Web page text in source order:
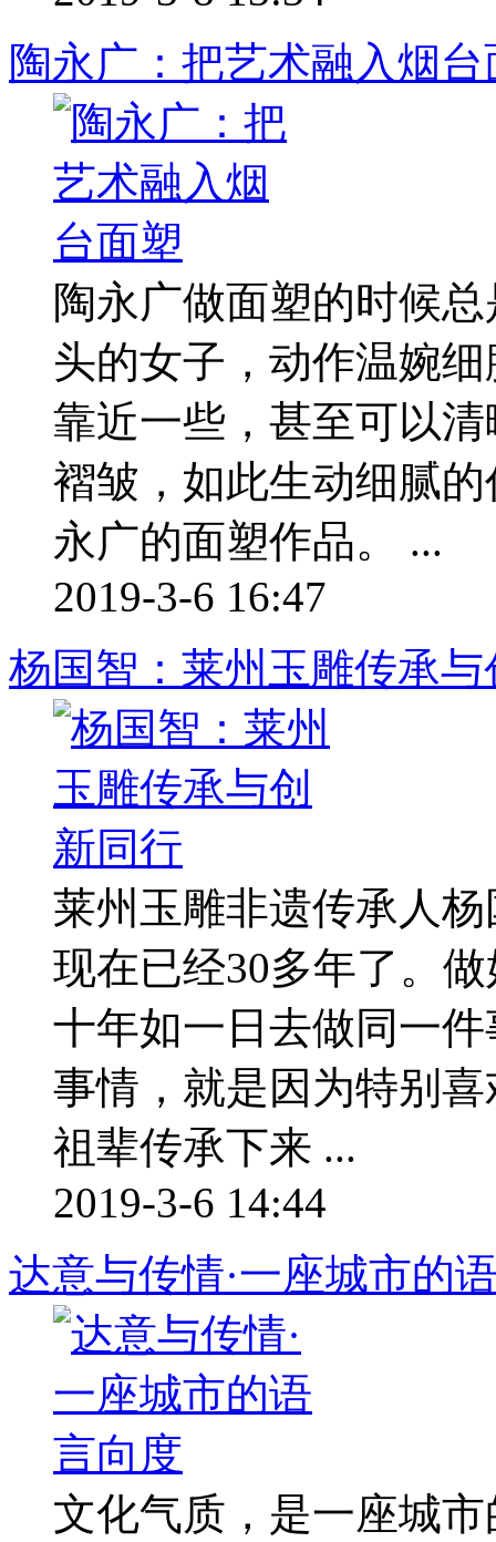
陶永广：把艺术融入烟台
陶永广做面塑的时候
头的女子，动作温婉
靠近一些，甚至可以
褶皱，如此生动细腻
永广的面塑作品。 ...
2019-3-6 16:47
杨国智：莱州玉雕传承
莱州玉雕非遗传承人
现在已经30多年了。
十年如一日去做同一
事情，就是因为特别
祖辈传承下来 ...
2019-3-6 14:44
达意与传情·一座城市的
文化气质，是一座城